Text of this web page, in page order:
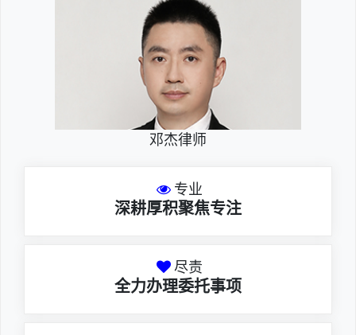
邓杰律师
专业
深耕厚积聚焦专注
尽责
全力办理委托事项